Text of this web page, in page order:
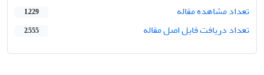
تعداد مشاهده مقاله
1,229
تعداد دریافت فایل اصل مقاله 2,555